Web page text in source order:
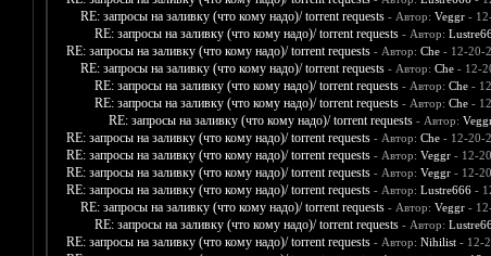
RE: запросы на заливку (что кому надо)/ torrent requests - Автор: Veggr-
RE: запросы на заливку (что кому надо)/ torrent requests - Автор:
RE: запросы на заливку (что кому надо)/ torrent requests - Автор: Che- 12-20-
RE: запросы на заливку (что кому надо)/ torrent requests - Автор: Che- 12-
RE: запросы на заливку (что кому надо)/ torrent requests - Автор: Che-
RE: запросы на заливку (что кому надо)/ torrent requests - Автор: Che-
RE: запросы на заливку (что кому надо)/ torrent requests - Автор:
RE: запросы на заливку (что кому надо)/ torrent requests - Автор: Che- 12-20-
RE: запросы на заливку (что кому надо)/ torrent requests - Автор: Veggr- 12-
RE: запросы на заливку (что кому надо)/ torrent requests - Автор: Veggr- 12-
RE: запросы на заливку (что кому надо)/ torrent requests - Автор: Lustre666-
RE: запросы на заливку (что кому надо)/ torrent requests - Автор: Veggr-
RE: запросы на заливку (что кому надо)/ torrent requests - Автор:
RE: запросы на заливку (что кому надо)/ torrent requests - Автор: Nihilist- 12-